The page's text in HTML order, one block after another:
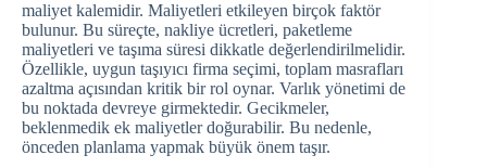
maliyet kalemidir. Maliyetleri etkileyen birçok faktör
bulunur. Bu süreçte, nakliye ücretleri, paketleme
maliyetleri ve taşıma süresi dikkatle değerlendirilmelidir.
Özellikle, uygun taşıyıcı firma seçimi, toplam masrafları
azaltma açısından kritik bir rol oynar. Varlık yönetimi de
bu noktada devreye girmektedir. Gecikmeler,
beklenmedik ek maliyetler doğurabilir. Bu nedenle,
önceden planlama yapmak büyük önem taşır.